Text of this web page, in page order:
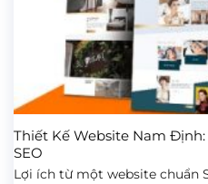
Thiết Kế Website Nam
SEO
Lợi ích từ một website chuẩn